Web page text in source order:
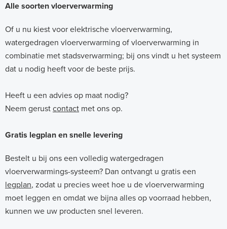
Alle soorten vloerverwarming
Of u nu kiest voor elektrische vloerverwarming,
watergedragen vloerverwarming of vloerverwarming in
combinatie met stadsverwarming; bij ons vindt u het systeem
dat u nodig heeft voor de beste prijs.
Heeft u een advies op maat nodig?
Neem gerust contact met ons op.
Gratis legplan en snelle levering
Bestelt u bij ons een volledig watergedragen
vloerverwarmings-systeem? Dan ontvangt u gratis een
legplan, zodat u precies weet hoe u de vloerverwarming
moet leggen en omdat we bijna alles op voorraad hebben,
kunnen we uw producten snel leveren.